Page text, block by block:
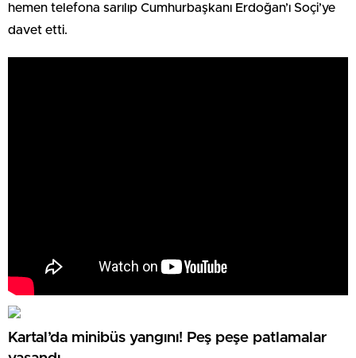
hemen telefona sarılıp Cumhurbaşkanı Erdoğan’ı Soçi’ye
davet etti.
Kartal’da minibüs yangını! Peş peşe patlamalar